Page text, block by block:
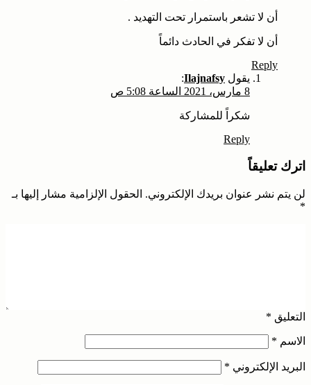
أن لا تشعر باستمرار تحت التهديد .
أن لا تفكر في الحادث دائماً
Reply
يقول Ilajnafsy
:
8 مارس، 2021 الساعة 5:08 ص
شكراً للمشاركة
Reply
اترك تعليقاً
لن يتم نشر عنوان بريدك الإلكتروني. الحقول الإلزامية مشار إليها بـ
*
التعليق *
الاسم *
البريد الإلكتروني *